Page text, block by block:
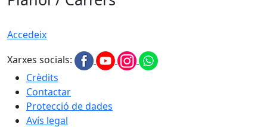
Accedeix
Xarxes socials:
Crèdits
Contactar
Protecció de dades
Avís legal